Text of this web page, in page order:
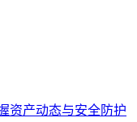
资产动态与安全防护